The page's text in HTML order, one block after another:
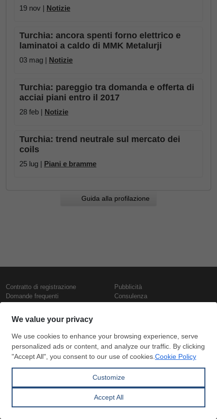
19 nov | Notizie
Turchia: ancora spenti forno elettrico e
laminatoi a caldo di MMK Metalurji
03 mag | Notizie
Turchia: pareggio tra domanda e offerta di
acciai piani entro il 2017
28 feb | Notizie
Turchia: trend neutrale sul mercato dei
coils
25 lug | Piani e bramme
Guida alla profilazione
Contratto di registrazione
Domande frequenti
Presentazione
Contattaci
Termini di utilizzo
Politica di riservatezza
Pubblicità
Consulenza
Prezzi e indici
Prezzi giornalieri rottame
Marketplace Inc.
Tutti i diritti riservati